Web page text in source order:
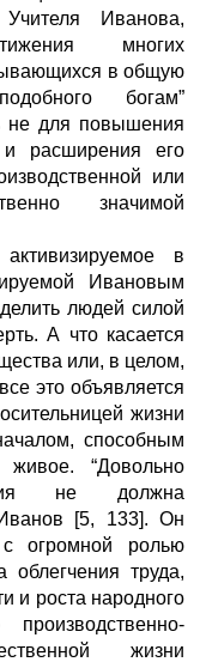
Иванова,
многих
в общую
богам”
не для повышения
и расширения его
или
значимой
в
Ивановым
людей силой
А что касается
или, в целом,
это объявляется
жизни
способным
живое. “Довольно
не должна
[5, 133]. Он
огромной ролью
облегчения труда,
и роста народного
жизни